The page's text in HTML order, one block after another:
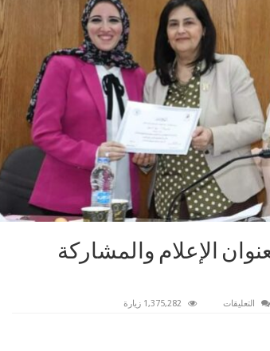
الإعلام والمشاركة
التعليقات 1,375,282 زيارة